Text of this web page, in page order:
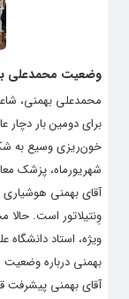
وضعیت محمدعلی
برای دومین بار
خون‌ریزی وسیع به
شهریورماه، پزشک
آقای بهمنی
وِنتیلاتور است.
ویژه، استاد
بهمنی درباره
آقای بهمنی پیشرفت